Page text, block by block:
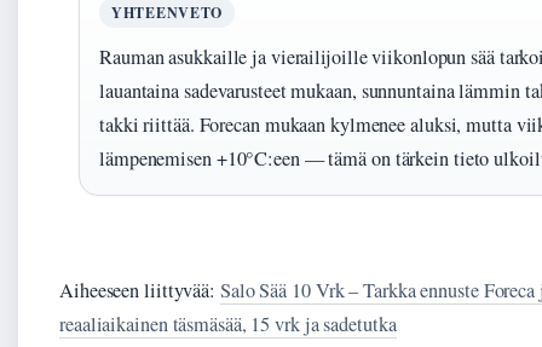
YHTEENVETO
Rauman asukkaille ja vierailijoille viikonlopun sää
lauantaina sadevarusteet mukaan, sunnuntaina lämmin
takki riittää. Forecan mukaan kylmenee aluksi, mutta
lämpenemisen +10°C:een — tämä on tärkein tieto
Aiheeseen liittyvää: Salo Sää 10 Vrk – Tarkka ennuste
reaaliaikainen täsmäsää, 15 vrk ja sadetutka